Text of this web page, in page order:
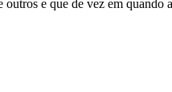
e que de vez em quando